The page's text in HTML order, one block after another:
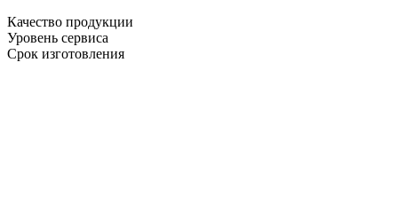
Качество продукции
Уровень сервиса
Срок изготовления